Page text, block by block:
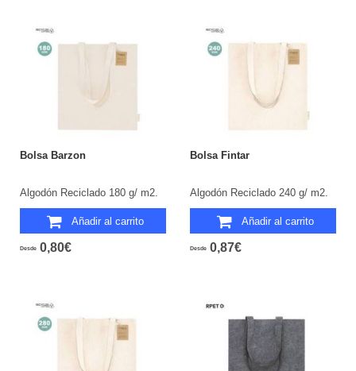
Bolsa Barzon
Algodón Reciclado 180 g/ m2.
Añadir al carrito
Desde 0,80€
Bolsa Fintar
Algodón Reciclado 240 g/ m2.
Añadir al carrito
Desde 0,87€